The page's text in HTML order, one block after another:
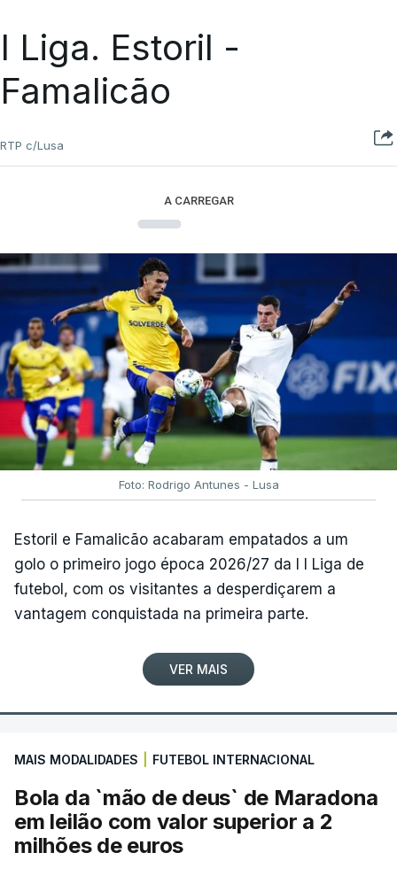
I Liga. Estoril -
Famalicão
RTP c/Lusa
A CARREGAR
Foto: Rodrigo Antunes - Lusa
Estoril e Famalicão acabaram empatados a um
golo o primeiro jogo época 2026/27 da I I Liga de
futebol, com os visitantes a desperdiçarem a
vantagem conquistada na primeira parte.
VER MAIS
MAIS MODALIDADES FUTEBOL INTERNACIONAL
Bola da `mão de deus` de Maradona
em leilão com valor superior a 2
milhões de euros